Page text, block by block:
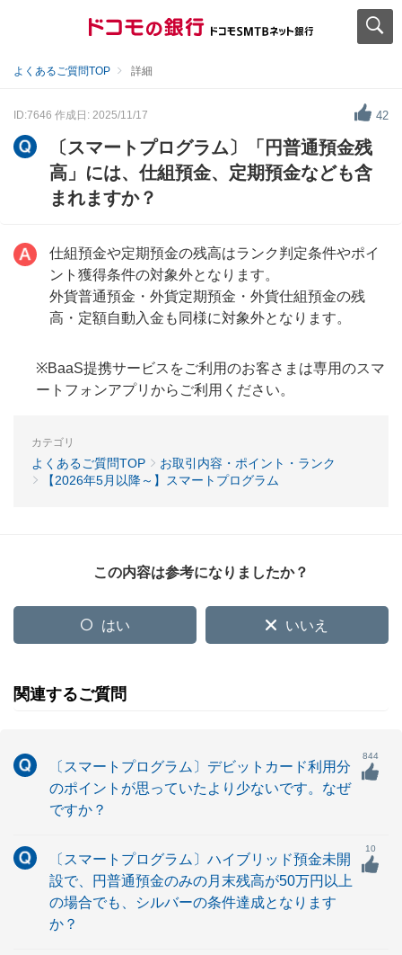
よくあるご質問TOP 詳細
ID:7646 作成日: 2025/11/17 42
〔スマートプログラム〕「円普通預金残
高」には、仕組預金、定期預金なども含
まれますか？
仕組預金や定期預金の残高はランク判定条件やポイ
ント獲得条件の対象外となります。
外貨普通預金・外貨定期預金・外貨仕組預金の残
高・定額自動入金も同様に対象外となります。
※BaaS提携サービスをご利用のお客さまは専用のスマ
ートフォンアプリからご利用ください。
カテゴリ
よくあるご質問TOP
お取引内容・ポイント・ランク
【2026年5月以降～】スマートプログラム
この内容は参考になりましたか？
はい いいえ
関連するご質問
〔スマートプログラム〕デビットカード利用分
のポイントが思っていたより少ないです。なぜ
ですか？
844
〔スマートプログラム〕ハイブリッド預金未開
設で、円普通預金のみの月末残高が50万円以上
の場合でも、シルバーの条件達成となります
か？
10